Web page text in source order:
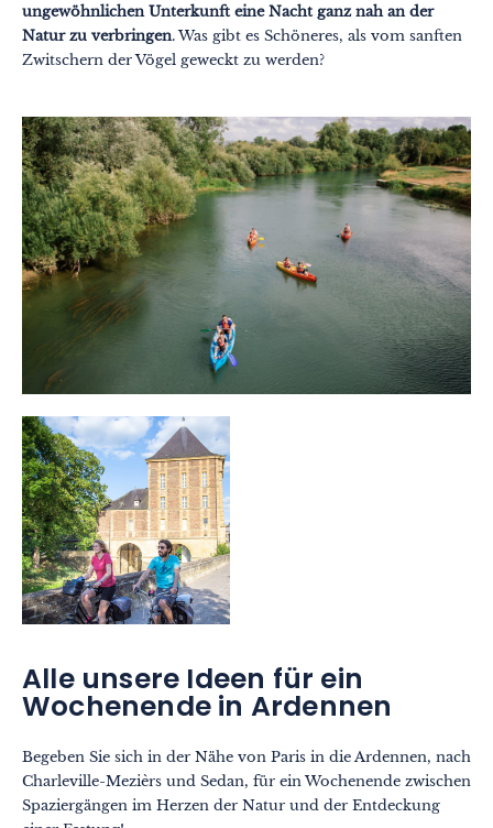
ungewöhnlichen Unterkunft eine Nacht ganz nah an der
Natur zu verbringen. Was gibt es Schöneres, als vom sanften
Zwitschern der Vögel geweckt zu werden?
Alle unsere Ideen für ein
Wochenende in Ardennen
Begeben Sie sich in der Nähe von Paris in die Ardennen, nach
Charleville-Mezièrs und Sedan, für ein Wochenende zwischen
Spaziergängen im Herzen der Natur und der Entdeckung